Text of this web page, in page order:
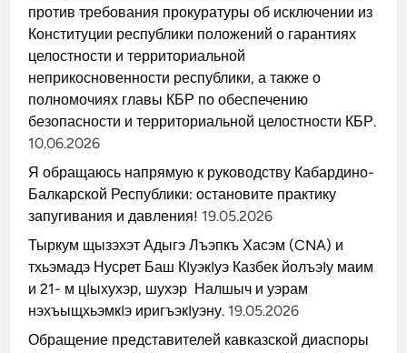
против требования прокуратуры об исключении из
Конституции республики положений о гарантиях
целостности и территориальной
неприкосновенности республики, а также о
полномочиях главы КБР по обеспечению
безопасности и территориальной целостности КБР.
10.06.2026
Я обращаюсь напрямую к руководству Кабардино-
Балкарской Республики: остановите практику
запугивания и давления! 19.05.2026
Тыркум щызэхэт Адыгэ Лъэпкъ Хасэм (CNA) и
тхьэмадэ Нусрет Баш КIуэкIуэ Казбек йолъэIу маим
и 21- м цIыхухэр, шухэр Налшыч и уэрам
нэхъыщхьэмкIэ иригъэкIуэну. 19.05.2026
Обращение представителей кавказской диаспоры